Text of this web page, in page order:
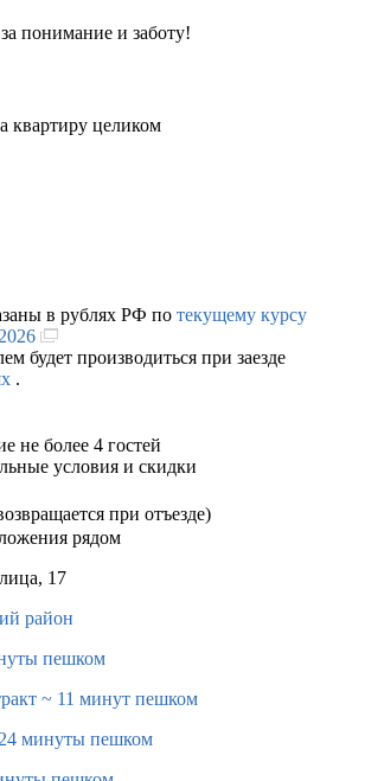
понимание и заботу!
квартиру целиком
в рублях РФ по текущему курсу
будет производиться при заезде
.
не более 4 гостей
условия и скидки
при отъезде)
рядом
17
район
пешком
~ 11 минут пешком
минуты пешком